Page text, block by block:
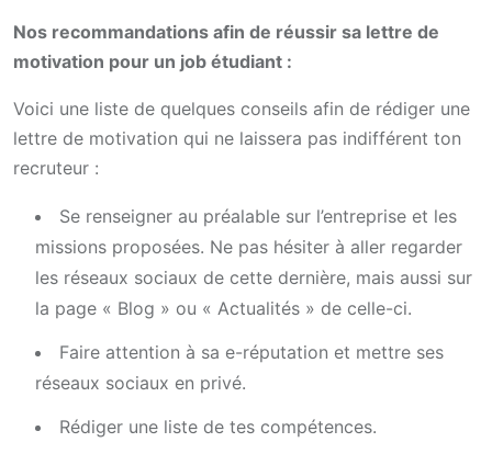
Nos recommandations afin de réussir sa lettre de
motivation pour un job étudiant :
Voici une liste de quelques conseils afin de rédiger une
lettre de motivation qui ne laissera pas indifférent ton
recruteur :
Se renseigner au préalable sur l’entreprise et les
missions proposées. Ne pas hésiter à aller regarder
les réseaux sociaux de cette dernière, mais aussi sur
la page « Blog » ou « Actualités » de celle-ci.
Faire attention à sa e-réputation et mettre ses
réseaux sociaux en privé.
Rédiger une liste de tes compétences.